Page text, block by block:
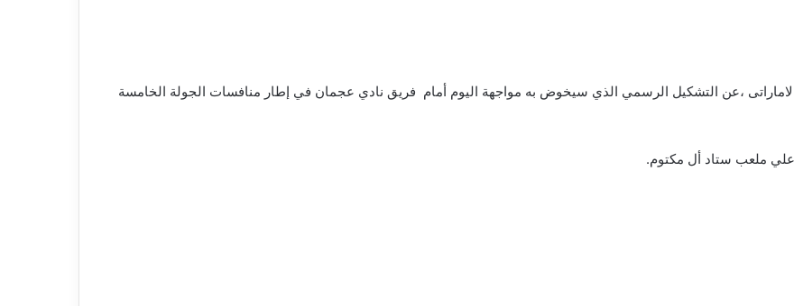
الاماراتى ،عن التشكيل الرسمي الذي سيخوض به مواجهة اليوم أمام فريق نادي عجمان في إطار منافسات الجولة الخامسة